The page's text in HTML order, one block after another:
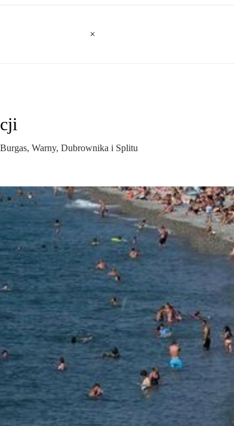
Warny, Dubrownika i Splitu